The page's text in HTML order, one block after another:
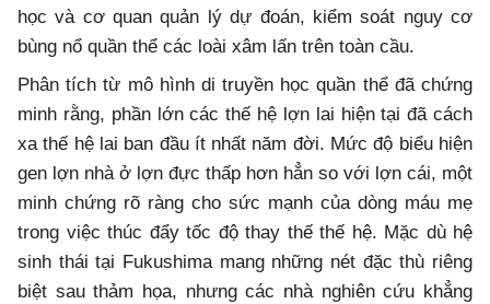
học và cơ quan quản lý dự đoán, kiểm soát nguy cơ
bùng nổ quần thể các loài xâm lấn trên toàn cầu.
Phân tích từ mô hình di truyền học quần thể đã chứng
minh rằng, phần lớn các thế hệ lợn lai hiện tại đã cách
xa thế hệ lai ban đầu ít nhất năm đời. Mức độ biểu hiện
gen lợn nhà ở lợn đực thấp hơn hẳn so với lợn cái, một
minh chứng rõ ràng cho sức mạnh của dòng máu mẹ
trong việc thúc đẩy tốc độ thay thế thế hệ. Mặc dù hệ
sinh thái tại Fukushima mang những nét đặc thù riêng
biệt sau thảm họa, nhưng các nhà nghiên cứu khẳng